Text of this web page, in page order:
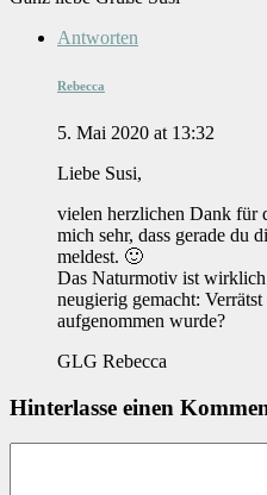
Antworten
Rebecca
5. Mai 2020 at 13:32
Liebe Susi,
vielen herzlichen Dank für
mich sehr, dass gerade du
meldest. 🙂
Das Naturmotiv ist wirklich
neugierig gemacht:
aufgenommen wurde?
GLG Rebecca
Hinterlasse einen